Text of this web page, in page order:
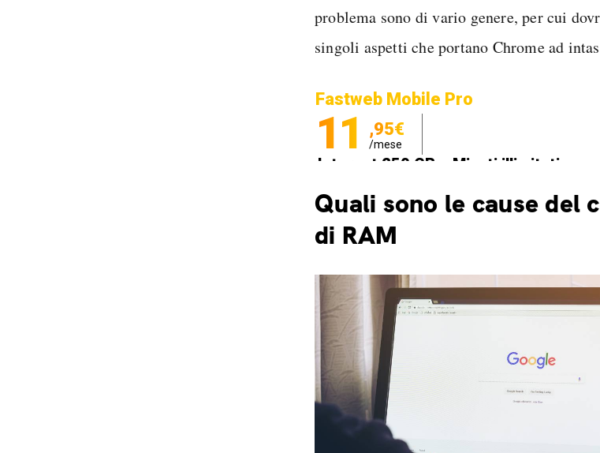
problema sono di vario genere, per cui
singoli aspetti che portano Chrome ad
Fastweb Mobile Pro
11 ,95€
/mese
Internet 250 GB e Minuti illimitati
Quali sono le cause del
di RAM